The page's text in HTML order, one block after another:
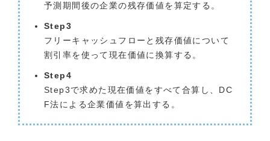
予測期間後の企業の残存価値を算定する。
Step3
フリーキャッシュフローと残存価値について
割引率を使って現在価値に換算する。
Step4
Step3で求めた現在価値をすべて合算し、DC
F法による企業価値を算出する。